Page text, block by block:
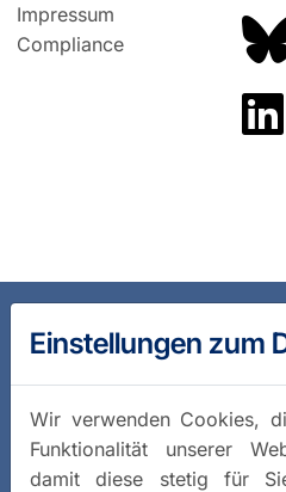
Impressum
Compliance
Einstellungen zum
Wir verwenden Cookies,
Funktionalität unserer
damit diese stetig für